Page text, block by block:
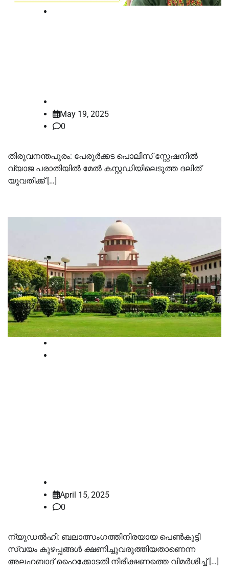
May 19, 2025
0
തിരുവനന്തപുരം: പേരൂർക്കട പൊലീസ് സ്റ്റേഷനിൽ
വ്യാജ പരാതിയിൽ മേൽ കസ്റ്റഡിയിലെടുത്ത ദലിത്
യുവതിക്ക് […]
April 15, 2025
0
ന്യൂഡല്‍ഹി: ബലാത്സംഗത്തിനിരയായ പെണ്‍കുട്ടി
സ്വയം കുഴപ്പങ്ങള്‍ ക്ഷണിച്ചുവരുത്തിയതാണെന്ന
അലഹബാദ് ഹൈക്കോടതി നിരീക്ഷണത്തെ വിമര്‍ശിച്ച് […]